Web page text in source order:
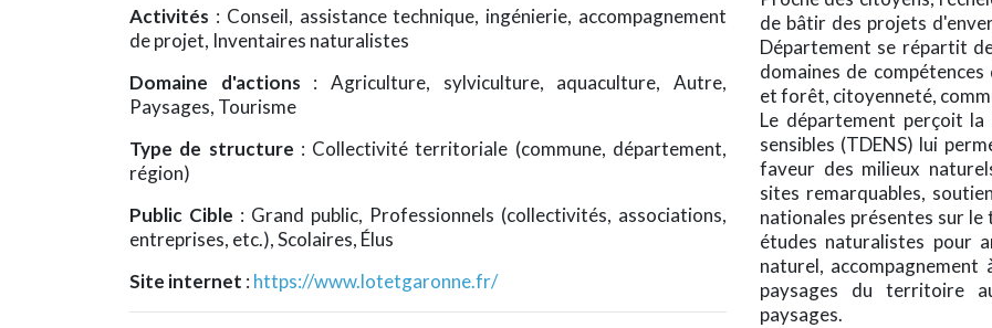
Activités : Conseil, assistance technique, ingénierie, accompagnement
de projet, Inventaires naturalistes
Domaine d'actions : Agriculture, sylviculture, aquaculture, Autre,
Paysages, Tourisme
Type de structure : Collectivité territoriale (commune, département,
région)
Public Cible : Grand public, Professionnels (collectivités, associations,
entreprises, etc.), Scolaires, Élus
Site internet : https://www.lotetgaronne.fr/
de bâtir des projets
Département se répartit
domaines de
et forêt, citoyenneté,
Le département perçoit la
sensibles (TDENS) lui
faveur des milieux
sites remarquables,
nationales présentes sur
études naturalistes pour
naturel,
paysages du territoire
paysages.